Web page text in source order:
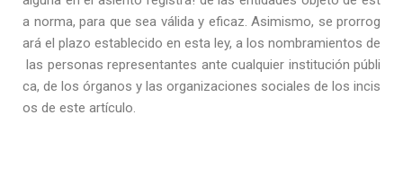
a norma, para que sea válida y eficaz. Asimismo, se prorrog
ará el plazo establecido en esta ley, a los nombramientos de
las personas representantes ante cualquier institución públi
ca, de los órganos y las organizaciones sociales de los incis
os de este artículo.